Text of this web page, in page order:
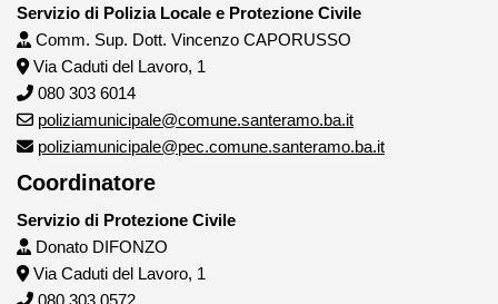
Servizio di Polizia Locale e Protezione Civile
Comm. Sup. Dott. Vincenzo CAPORUSSO
Via Caduti del Lavoro, 1
080 303 6014
poliziamunicipale@comune.santeramo.ba.it
poliziamunicipale@pec.comune.santeramo.ba.it
Coordinatore
Servizio di Protezione Civile
Donato DIFONZO
Via Caduti del Lavoro, 1
080 303 0572